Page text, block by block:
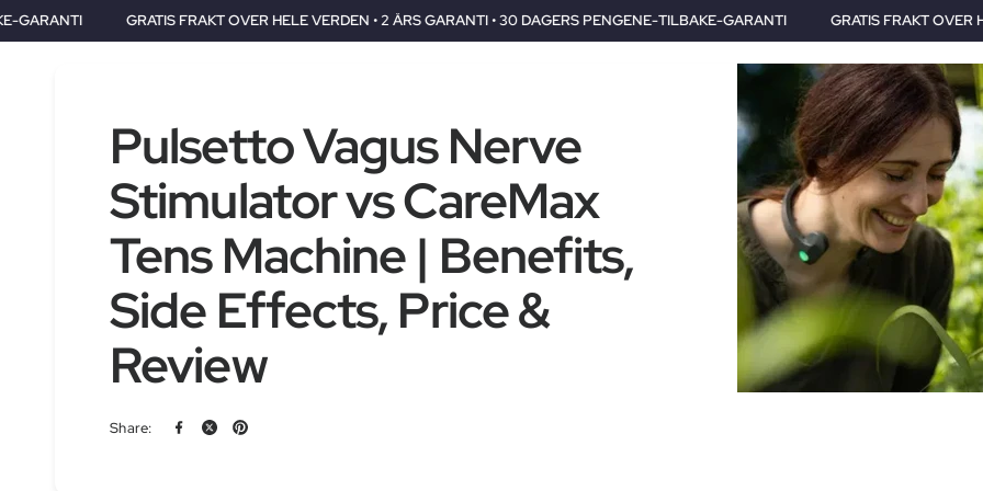
OVER HELE VERDEN • 2 ÅRS GARANTI • 30 DAGERS PENGENE-TILBAKE-GARANTI GRATIS FRAKT OVER HELE VERDEN • 2 ÅRS
Pulsetto Vagus Nerve
Stimulator vs CareMax
Tens Machine | Benefits,
Side Effects, Price &
Review
Share: